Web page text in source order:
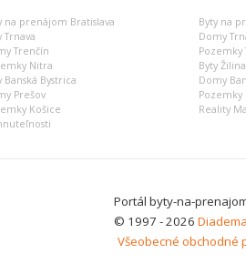
na prenájom Bratislava Byty na
Trnava
Domy
Trenčín
Pozemky
Nitra
Byty Žilina
Banská Bystrica
Domy
Prešov
Pozemky
Košice
Reality
Portál byty-na-
© 1997 - 2026
Všeobecné obchodné